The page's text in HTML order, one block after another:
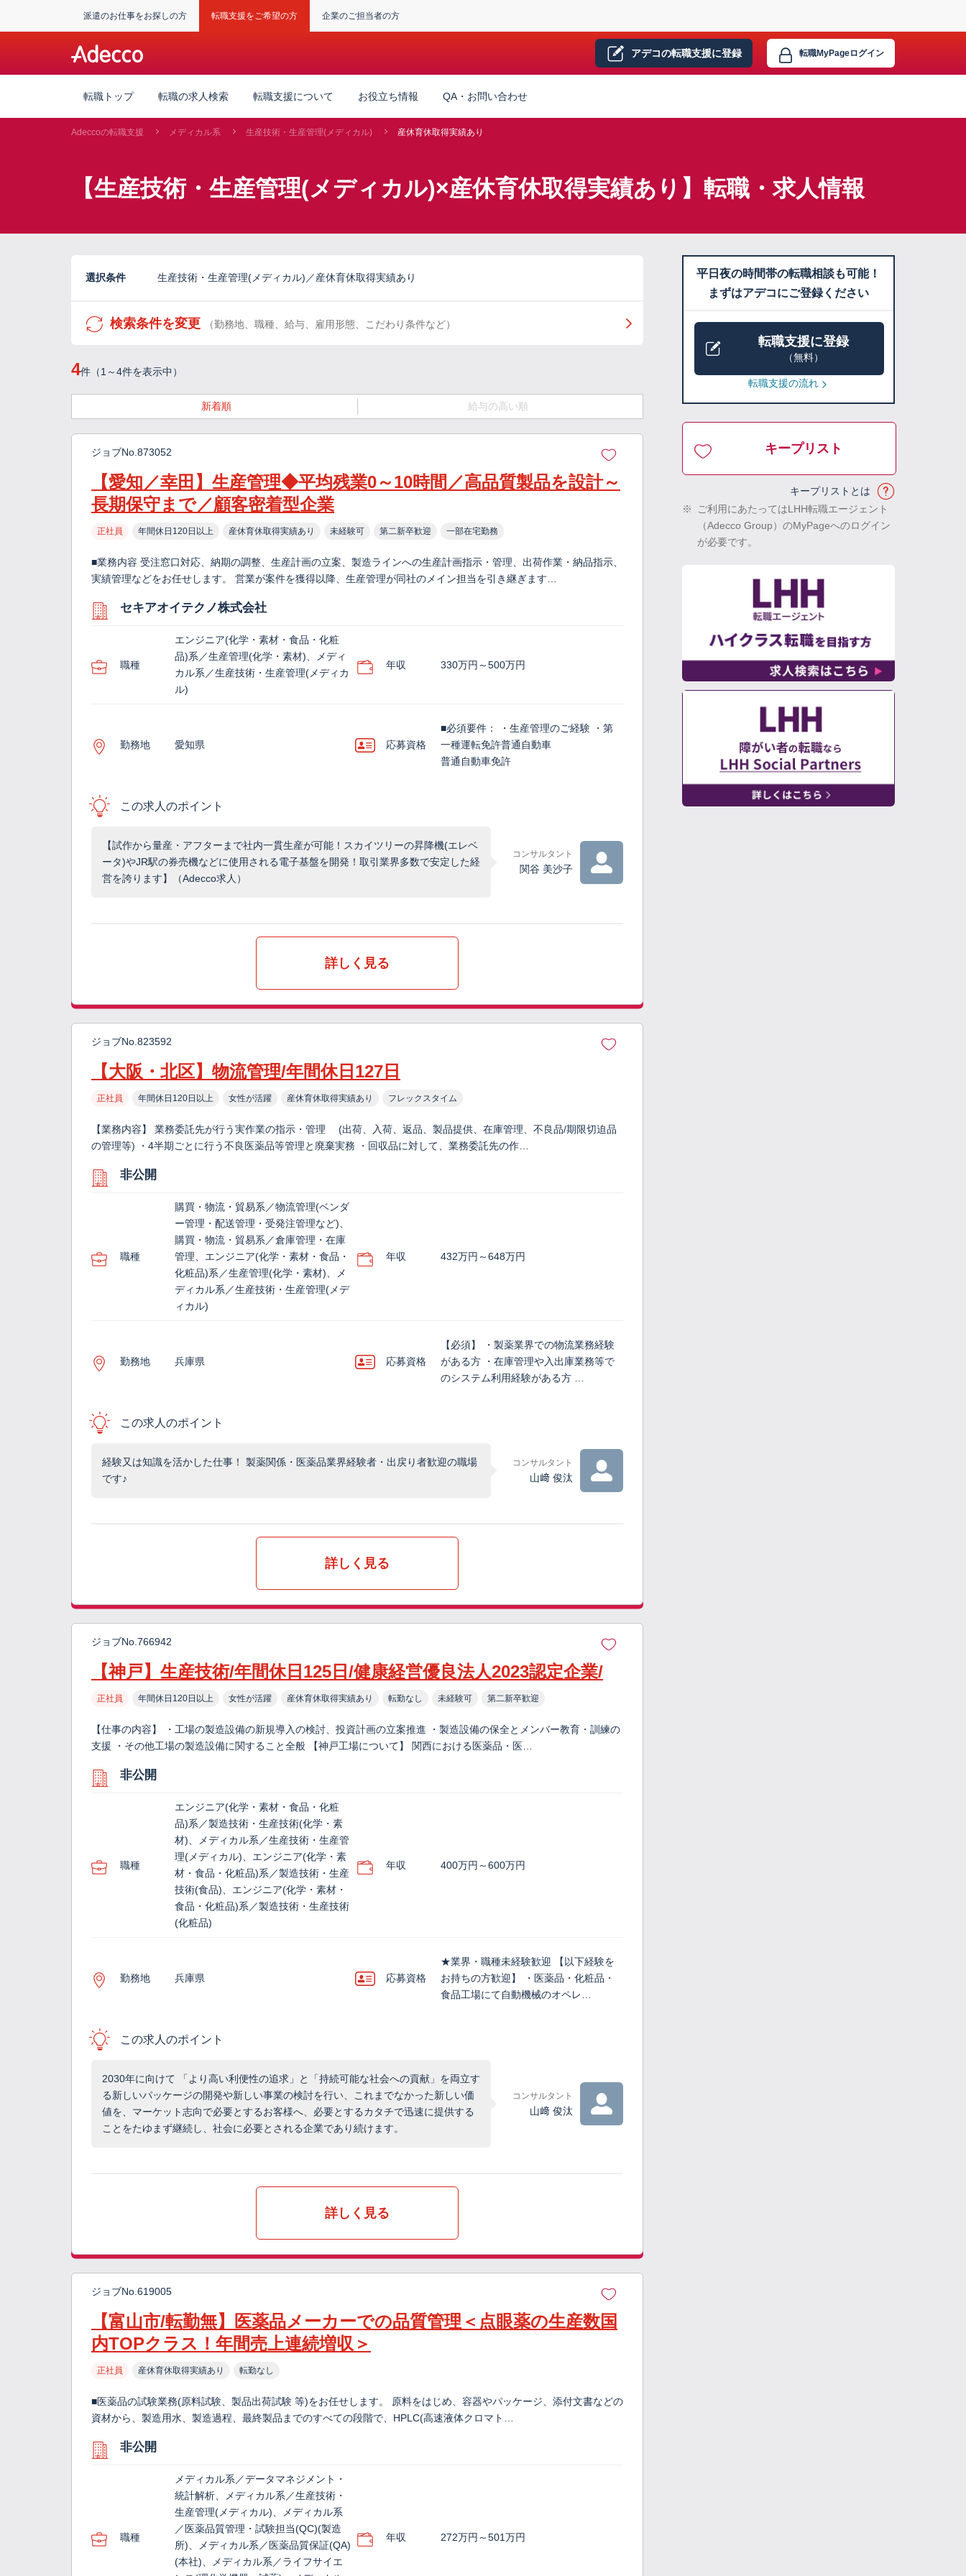
派遣のお仕事をお探しの方 転職支援をご希望の方 企業のご担当者の方
アデコの転職支援に登録 転職MyPageログイン
転職トップ 転職の求人検索 転職支援について お役立ち情報 QA・お問い合わせ
Adeccoの転職支援 メディカル系 生産技術・生産管理(メディカル) 産休育休取得実績あり
【生産技術・生産管理(メディカル)×産休育休取得実績あり】転職・求人情報
選択条件 生産技術・生産管理(メディカル)／産休育休取得実績あり
検索条件を変更 （勤務地、職種、給与、雇用形態、こだわり条件など）
4件（1～4件を表示中）
新着順 給与の高い順
ジョブNo.873052
【愛知／幸田】生産管理◆平均残業0～10時間／高品質製品を設計～
長期保守まで／顧客密着型企業
正社員 年間休日120日以上 産休育休取得実績あり 未経験可 第二新卒歓迎 一部在宅勤務
■業務内容 受注窓口対応、納期の調整、生産計画の立案、製造ラインへの生産計画指示・管理、出荷作業・納品指示、
実績管理などをお任せします。 営業が案件を獲得以降、生産管理が同社のメイン担当を引き継ぎます…
セキアオイテクノ株式会社
職種
エンジニア(化学・素材・食品・化粧
品)系／生産管理(化学・素材)、メディ
カル系／生産技術・生産管理(メディカ
ル)
年収 330万円～500万円
勤務地 愛知県 応募資格
■必須要件： ・生産管理のご経験 ・第
一種運転免許普通自動車
普通自動車免許
この求人のポイント
【試作から量産・アフターまで社内一貫生産が可能！スカイツリーの昇降機(エレベ
ータ)やJR駅の券売機などに使用される電子基盤を開発！取引業界多数で安定した経
営を誇ります】（Adecco求人）
コンサルタント
関谷 美沙子
詳しく見る
ジョブNo.823592
【大阪・北区】物流管理/年間休日127日
正社員 年間休日120日以上 女性が活躍 産休育休取得実績あり フレックスタイム
【業務内容】 業務委託先が行う実作業の指示・管理 (出荷、入荷、返品、製品提供、在庫管理、不良品/期限切迫品
の管理等) ・4半期ごとに行う不良医薬品等管理と廃棄実務 ・回収品に対して、業務委託先の作…
非公開
職種
購買・物流・貿易系／物流管理(ベンダ
ー管理・配送管理・受発注管理など)、
購買・物流・貿易系／倉庫管理・在庫
管理、エンジニア(化学・素材・食品・
化粧品)系／生産管理(化学・素材)、メ
ディカル系／生産技術・生産管理(メデ
ィカル)
年収 432万円～648万円
勤務地 兵庫県 応募資格
【必須】 ・製薬業界での物流業務経験
がある方 ・在庫管理や入出庫業務等で
のシステム利用経験がある方 …
この求人のポイント
経験又は知識を活かした仕事！ 製薬関係・医薬品業界経験者・出戻り者歓迎の職場
です♪
コンサルタント
山﨑 俊汰
詳しく見る
ジョブNo.766942
【神戸】生産技術/年間休日125日/健康経営優良法人2023認定企業/
正社員 年間休日120日以上 女性が活躍 産休育休取得実績あり 転勤なし 未経験可 第二新卒歓迎
【仕事の内容】 ・工場の製造設備の新規導入の検討、投資計画の立案推進 ・製造設備の保全とメンバー教育・訓練の
支援 ・その他工場の製造設備に関すること全般 【神戸工場について】 関西における医薬品・医…
非公開
職種
エンジニア(化学・素材・食品・化粧
品)系／製造技術・生産技術(化学・素
材)、メディカル系／生産技術・生産管
理(メディカル)、エンジニア(化学・素
材・食品・化粧品)系／製造技術・生産
技術(食品)、エンジニア(化学・素材・
食品・化粧品)系／製造技術・生産技術
(化粧品)
年収 400万円～600万円
勤務地 兵庫県 応募資格
★業界・職種未経験歓迎 【以下経験を
お持ちの方歓迎】 ・医薬品・化粧品・
食品工場にて自動機械のオペレ…
この求人のポイント
2030年に向けて 「より高い利便性の追求」と「持続可能な社会への貢献」を両立す
る新しいパッケージの開発や新しい事業の検討を行い、これまでなかった新しい価
値を、マーケット志向で必要とするお客様へ、必要とするカタチで迅速に提供する
ことをたゆまず継続し、社会に必要とされる企業であり続けます。
コンサルタント
山﨑 俊汰
詳しく見る
ジョブNo.619005
【富山市/転勤無】医薬品メーカーでの品質管理＜点眼薬の生産数国
内TOPクラス！年間売上連続増収＞
正社員 産休育休取得実績あり 転勤なし
■医薬品の試験業務(原料試験、製品出荷試験 等)をお任せします。 原料をはじめ、容器やパッケージ、添付文書などの
資材から、製造用水、製造過程、最終製品までのすべての段階で、HPLC(高速液体クロマト…
非公開
職種
メディカル系／データマネジメント・
統計解析、メディカル系／生産技術・
生産管理(メディカル)、メディカル系
／医薬品質管理・試験担当(QC)(製造
所)、メディカル系／医薬品質保証(QA)
(本社)、メディカル系／ライフサイエ
年収 272万円～501万円
平日夜の時間帯の転職相談も可能！
まずはアデコにご登録ください
転職支援に登録
（無料）
転職支援の流れ
キープリスト
キープリストとは
※
ご利用にあたってはLHH転職エージェント
（Adecco Group）のMyPageへのログイン
が必要です。